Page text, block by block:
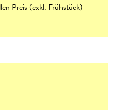
Preis (exkl. Frühstück)